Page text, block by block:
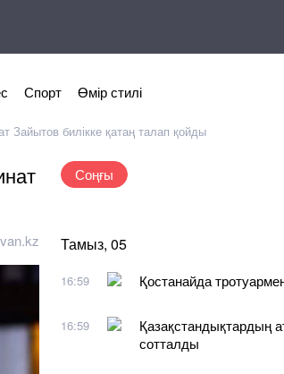
Спорт Өмір стилі
Зайытов билікке қатаң талап қойды
Соңғы
Тамыз, 05
16:59 Қостанайда
16:59
Қазақстандықтардың
сотталды